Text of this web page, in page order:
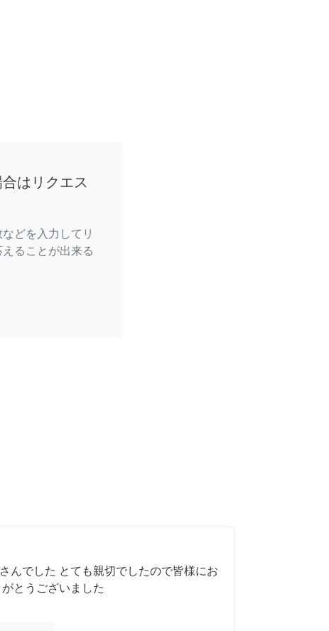
はリクエス
どを入力してリ
ることが出来る
んでした とても親切でしたので皆様にお
とうございました